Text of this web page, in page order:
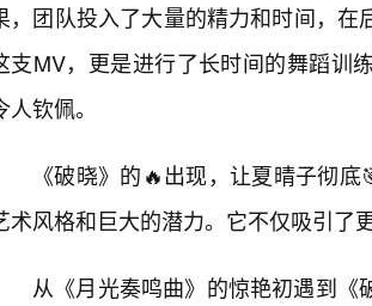
，团队投入了大量的精力和时间，
支MV，更是进行了长时间的舞蹈训
人钦佩。
《破晓》的🔥出现，让夏晴子彻
术风格和巨大的潜力。它不仅吸引了
从《月光奏鸣曲》的惊艳初遇到